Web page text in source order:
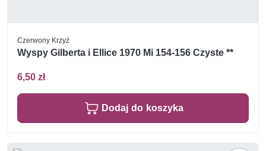
Czerwony Krzyż
Wyspy Gilberta i Ellice 1970 Mi 154-156 Czyste **
6,50 zł
Dodaj do koszyka